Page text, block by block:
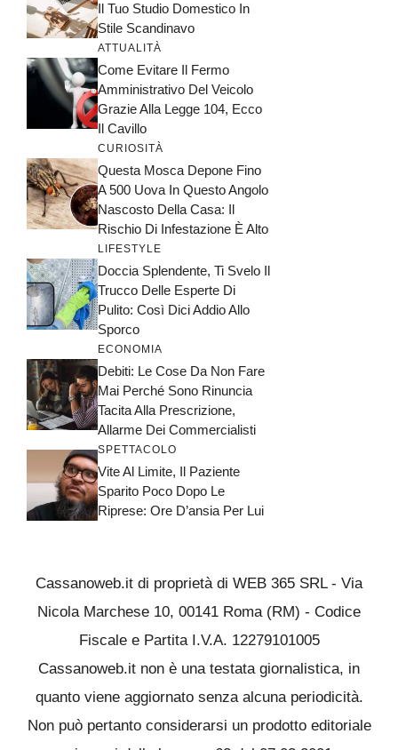
Il Tuo Studio Domestico In
Stile Scandinavo
ATTUALITÀ
Come Evitare Il Fermo
Amministrativo Del Veicolo
Grazie Alla Legge 104, Ecco
Il Cavillo
CURIOSITÀ
Questa Mosca Depone Fino
A 500 Uova In Questo Angolo
Nascosto Della Casa: Il
Rischio Di Infestazione È Alto
LIFESTYLE
Doccia Splendente, Ti Svelo Il
Trucco Delle Esperte Di
Pulito: Così Dici Addio Allo
Sporco
ECONOMIA
Debiti: Le Cose Da Non Fare
Mai Perché Sono Rinuncia
Tacita Alla Prescrizione,
Allarme Dei Commercialisti
SPETTACOLO
Vite Al Limite, Il Paziente
Sparito Poco Dopo Le
Riprese: Ore D’ansia Per Lui
Cassanoweb.it di proprietà di WEB 365 SRL - Via
Nicola Marchese 10, 00141 Roma (RM) - Codice
Fiscale e Partita I.V.A. 12279101005
Cassanoweb.it non è una testata giornalistica, in
quanto viene aggiornato senza alcuna periodicità.
Non può pertanto considerarsi un prodotto editoriale